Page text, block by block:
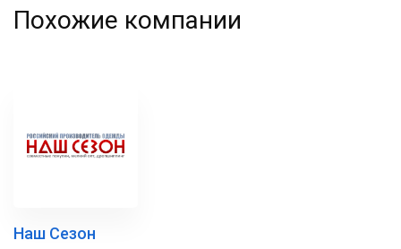
Похожие компании
Наш Сезон